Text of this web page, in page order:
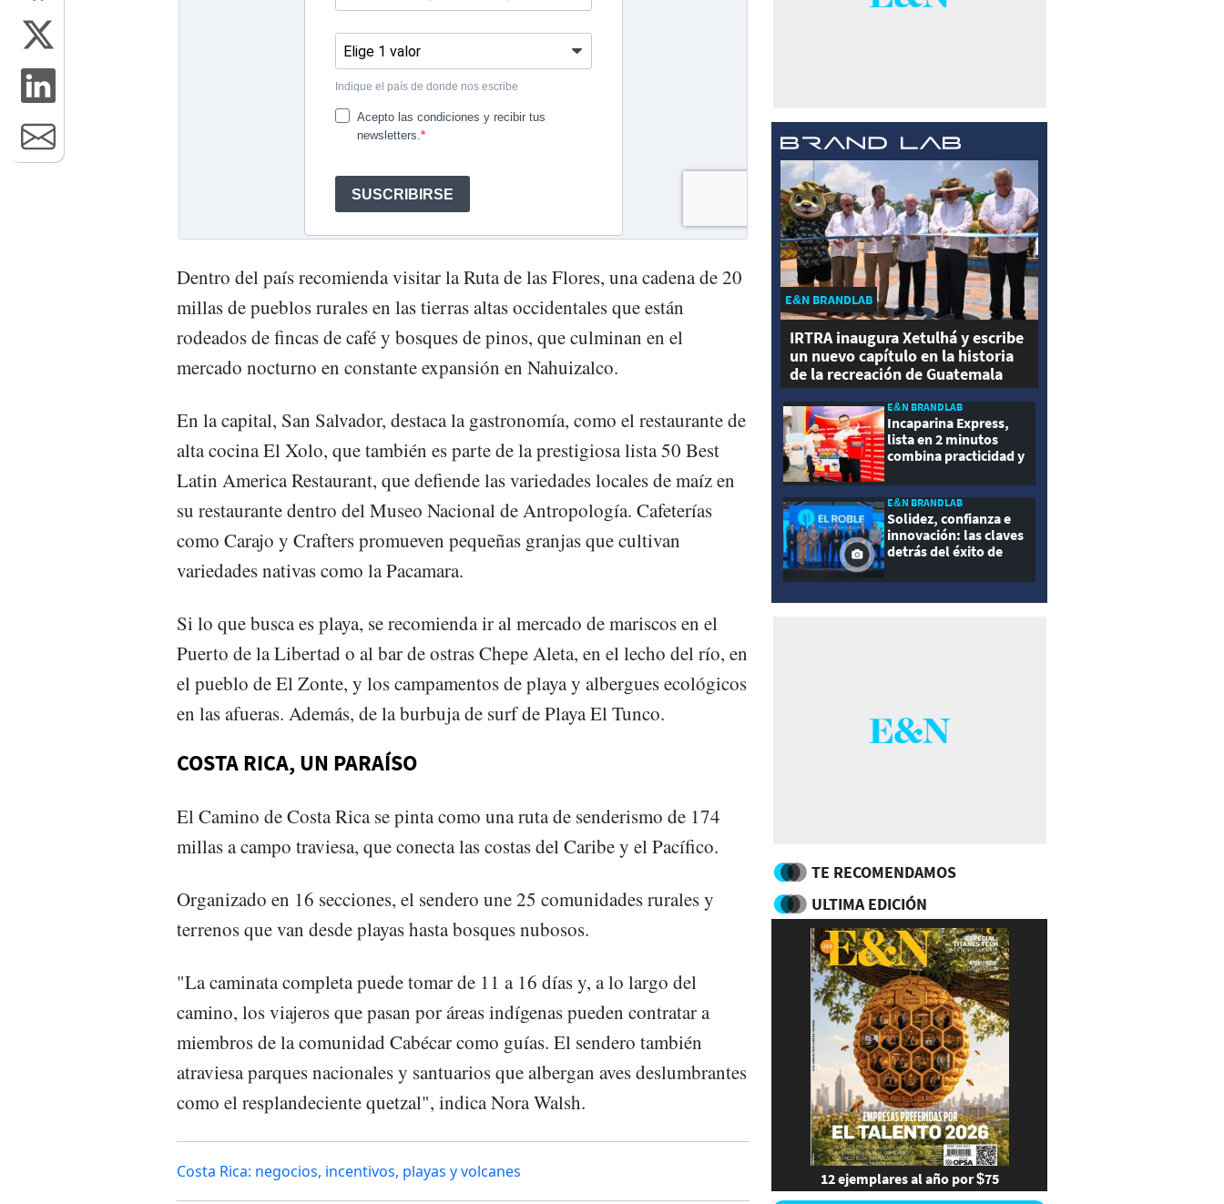
Dentro del país recomienda visitar la Ruta de las Flores, una cadena de 20
millas de pueblos rurales en las tierras altas occidentales que están
rodeados de fincas de café y bosques de pinos, que culminan en el
mercado nocturno en constante expansión en Nahuizalco.
En la capital, San Salvador, destaca la gastronomía, como el restaurante de
alta cocina El Xolo, que también es parte de la prestigiosa lista 50 Best
Latin America Restaurant, que defiende las variedades locales de maíz en
su restaurante dentro del Museo Nacional de Antropología. Cafeterías
como Carajo y Crafters promueven pequeñas granjas que cultivan
variedades nativas como la Pacamara.
Si lo que busca es playa, se recomienda ir al mercado de mariscos en el
Puerto de la Libertad o al bar de ostras Chepe Aleta, en el lecho del río, en
el pueblo de El Zonte, y los campamentos de playa y albergues ecológicos
en las afueras. Además, de la burbuja de surf de Playa El Tunco.
COSTA RICA, UN PARAÍSO
El Camino de Costa Rica se pinta como una ruta de senderismo de 174
millas a campo traviesa, que conecta las costas del Caribe y el Pacífico.
Organizado en 16 secciones, el sendero une 25 comunidades rurales y
terrenos que van desde playas hasta bosques nubosos.
"La caminata completa puede tomar de 11 a 16 días y, a lo largo del
camino, los viajeros que pasan por áreas indígenas pueden contratar a
miembros de la comunidad Cabécar como guías. El sendero también
atraviesa parques nacionales y santuarios que albergan aves deslumbrantes
como el resplandeciente quetzal", indica Nora Walsh.
Costa Rica: negocios, incentivos, playas y volcanes
E&N BRANDLAB
IRTRA inaugura Xetulhá y escribe
un nuevo capítulo en la historia
de la recreación de Guatemala
E&N BRANDLAB
Incaparina Express,
lista en 2 minutos
combina practicidad y
E&N BRANDLAB
Solidez, confianza e
innovación: las claves
detrás del éxito de
TE RECOMENDAMOS
ULTIMA EDICIÓN
12 ejemplares al año por $75